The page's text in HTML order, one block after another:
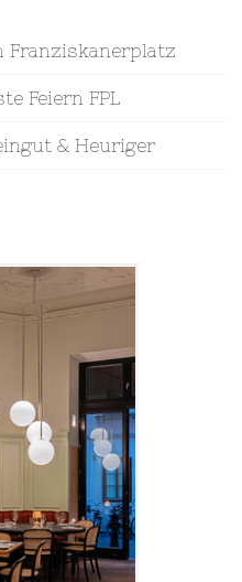
Franziskanerplatz
Feiern FPL
& Heuriger